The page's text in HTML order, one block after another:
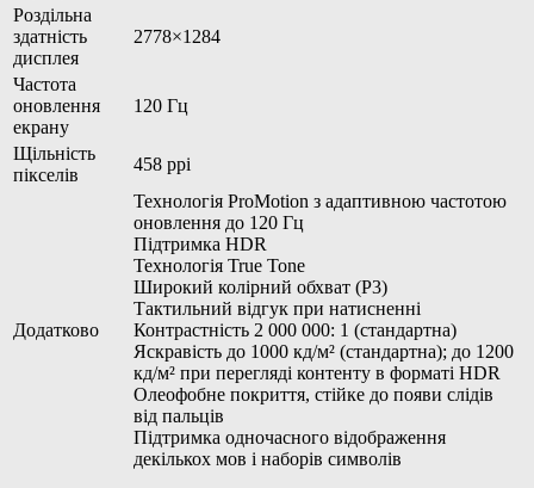
Роздільна
здатність
дисплея
2778×1284
Частота
оновлення
екрану
120 Гц
Щільність
пікселів
458 ppi
Додатково
Технологія ProMotion з адаптивною частотою
оновлення до 120 Гц
Підтримка HDR
Технологія True Tone
Широкий колірний обхват (P3)
Тактильний відгук при натисненні
Контрастність 2 000 000: 1 (стандартна)
Яскравість до 1000 кд/м² (стандартна); до 1200
кд/м² при перегляді контенту в форматі HDR
Олеофобне покриття, стійке до появи слідів
від пальців
Підтримка одночасного відображення
декількох мов і наборів символів